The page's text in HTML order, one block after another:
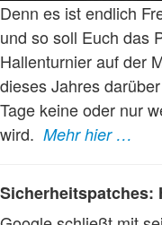
Denn es ist endlich
und so soll Euch das
Hallenturnier auf der
dieses Jahres
Tage keine oder nur
wird. Mehr hier …
Sicherheitspatches: